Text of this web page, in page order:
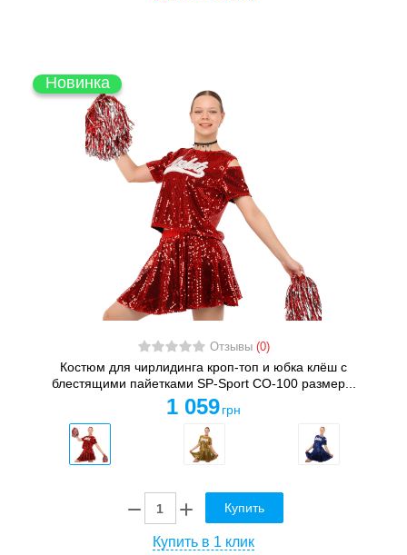
Новинка
Отзывы (0)
Костюм для чирлидинга кроп-топ и юбка клёш с
блестящими пайетками SP-Sport CO-100 размер...
1 059 грн
Купить
Купить в 1 клик